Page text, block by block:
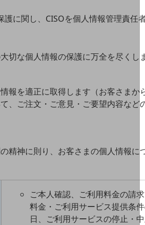
に関し、CISOを個人情報管理責任
な個人情報の保護に万全を尽くしま
を適正に取得します（お客さま
ご注文・ご意見・ご要望内容など
神に則り、お客さまの個人情報
ご本人確認、ご利用料金の請
料金・ご利用サービス提供条
日、ご利用サービスの停止・